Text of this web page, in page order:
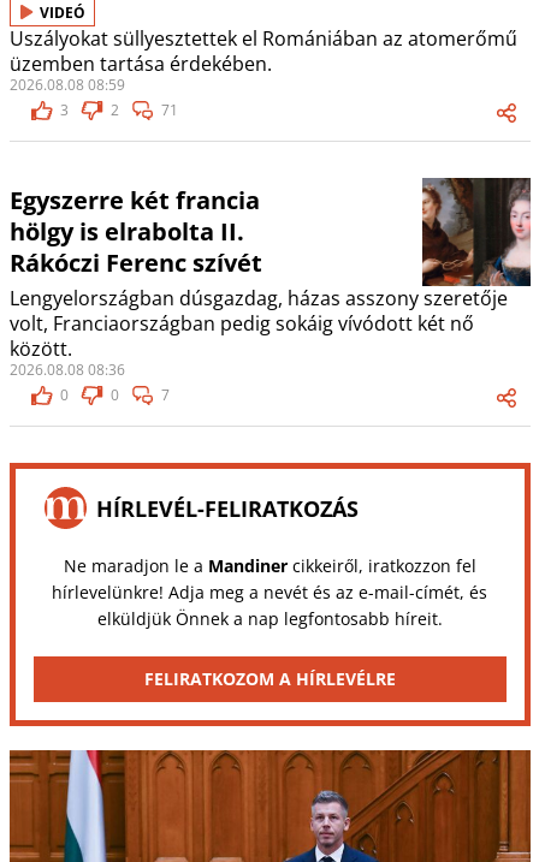
VIDEÓ
Uszályokat süllyesztettek el Romániában az atomerőmű
üzemben tartása érdekében.
2026.08.08 08:59
3
2 71
Egyszerre két francia
hölgy is elrabolta II.
Rákóczi Ferenc szívét
Lengyelországban dúsgazdag, házas asszony szeretője
volt, Franciaországban pedig sokáig vívódott két nő
között.
2026.08.08 08:36
0
0 7
HÍRLEVÉL-FELIRATKOZÁS
Ne maradjon le a Mandinercikkeiről, iratkozzon fel
hírlevelünkre! Adja meg a nevét és az e-mail-címét, és
elküldjük Önnek a nap legfontosabb híreit.
FELIRATKOZOM A HÍRLEVÉLRE